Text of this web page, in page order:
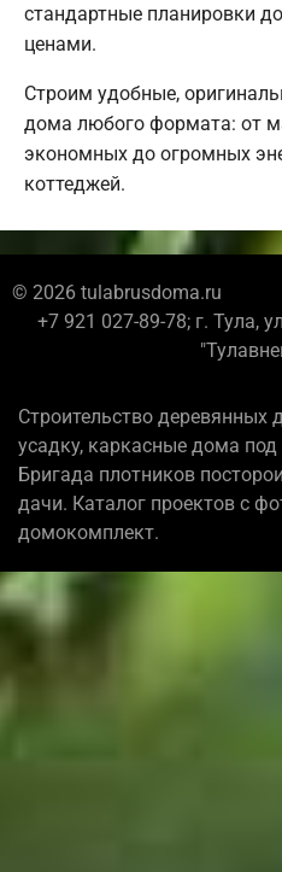
стандартные планировки
ценами.
Строим удобные,
дома любого формата: от
экономных до огромных
коттеджей.
© 2026 tulabrusdoma.ru
+7 921 027-89-78; г. Тула,
Строительство
усадку, каркасные дома
Бригада плотников
дачи. Каталог проектов с
домокомплект.